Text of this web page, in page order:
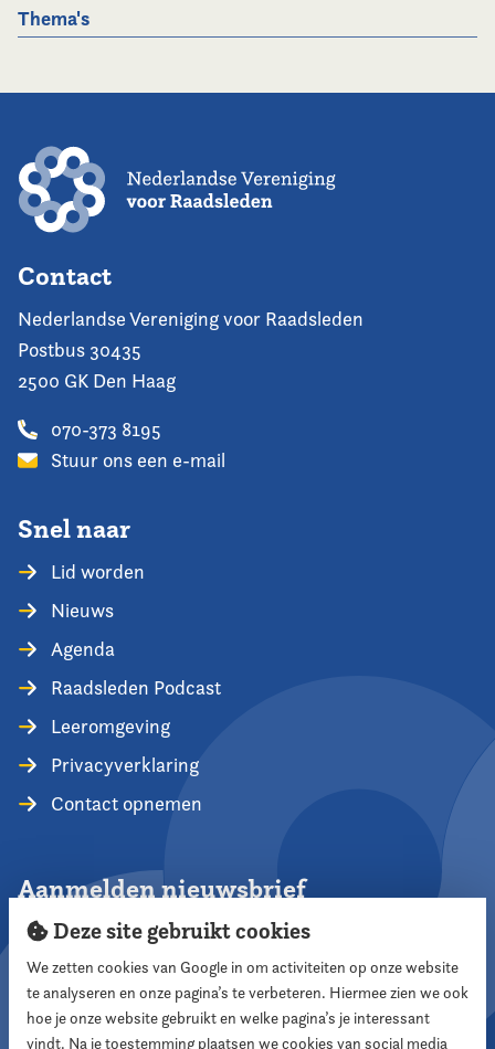
Thema's
Contact
Nederlandse Vereniging voor Raadsleden
Postbus 30435
2500 GK Den Haag
070-373 8195
Stuur ons een e-mail
Snel naar
Lid worden
Nieuws
Agenda
Raadsleden Podcast
Leeromgeving
Privacyverklaring
Contact opnemen
Aanmelden nieuwsbrief
Aanmelden
Deze site gebruikt cookies
We zetten cookies van Google in om activiteiten op onze website
te analyseren en onze pagina’s te verbeteren. Hiermee zien we ook
hoe je onze website gebruikt en welke pagina’s je interessant
vindt. Na je toestemming plaatsen we cookies van social media